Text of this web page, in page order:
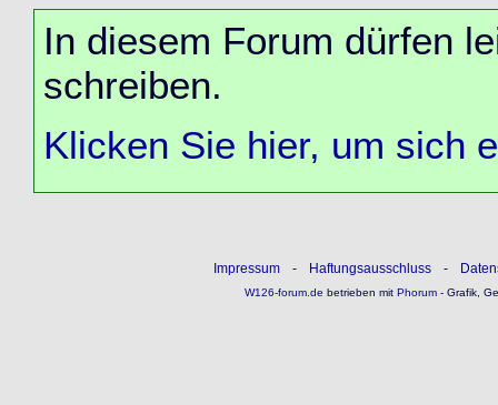
In diesem Forum dürfen
schreiben.
Klicken Sie hier, um sich
Impressum - Haftungsausschluss -
W126-forum.de betrieben mitPhorum- Grafik,